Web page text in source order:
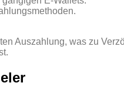
Auszahlung, was zu